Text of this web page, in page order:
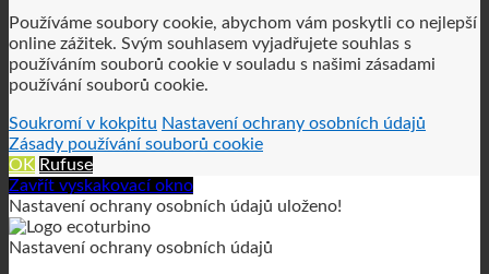
Používáme soubory cookie, abychom vám poskytli co nejlepší
online zážitek. Svým souhlasem vyjadřujete souhlas s
používáním souborů cookie v souladu s našimi zásadami
používání souborů cookie.
Soukromí v kokpitu Nastavení ochrany osobních údajů
Zásady používání souborů cookie
OK Rufuse
Zavřít vyskakovací okno
Nastavení ochrany osobních údajů uloženo!
Nastavení ochrany osobních údajů